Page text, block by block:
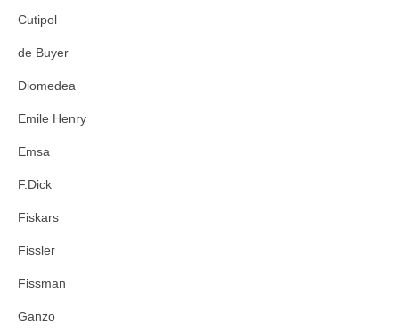
Cutipol
de Buyer
Diomedea
Emile Henry
Emsa
F.Dick
Fiskars
Fissler
Fissman
Ganzo